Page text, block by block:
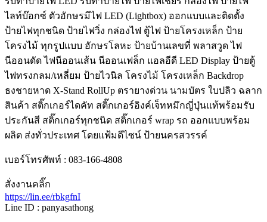
ไลท์บ๊อกซ์ ตัวอักษรมีไฟ LED (Lightbox) ออกแบบและติดตั้ง
ป้ายไฟทุกชนิด ป้ายไฟวิ่ง กล่องไฟ ตู้ไฟ ป้ายโครงเหล็ก ป้าย
โครงไม้ ทุกรูปแบบ อักษรโลหะ ป้ายบ้านเลขที่ พลาสวูด ไฟ
นีออนดัด ไฟนีออนเส้น นีออนเฟล็ก แอลอีดี LED Display ป้ายตู้
ไฟทรงกลม/เหลี่ยม ป้ายไวนิล โครงไม้ โครงเหล็ก Backdrop
ธงชายหาด X-Stand RollUp ตรายางด่วน นามบัตร ใบปลิว ฉลาก
สินค้า สติ๊กเกอร์ไดคัท สติ๊กเกอร์อิงค์เจ็ทหมึกญี่ปุ่นแท้พร้อมรับ
ประกันสี สติ๊กเกอร์ทุกชนิด สติ๊กเกอร์ wrap รถ ออกแบบพร้อม
ผลิต ส่งทั่วประเทศ โดยแฟ้มดีไซน์ ป้ายนครสวรรค์
เบอร์โทรศัพท์ : 083-166-4808
สั่งงานคลิ๊ก
https://lin.ee/rbkgfnI
Line ID : panyasathong